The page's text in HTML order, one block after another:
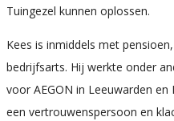
Tuingezel kunnen oplossen.
Kees is inmiddels met
bedrijfsarts. Hij werkte onder
voor AEGON in Leeuwarden
een vertrouwenspersoon en